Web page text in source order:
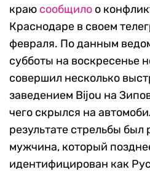
краю сообщило о
Краснодаре в своем
февраля. По данным
субботы на воскресенье
совершил несколько
заведением Bijou на
чего скрылся на
результате стрельбы
мужчина, который
идентифицирован как